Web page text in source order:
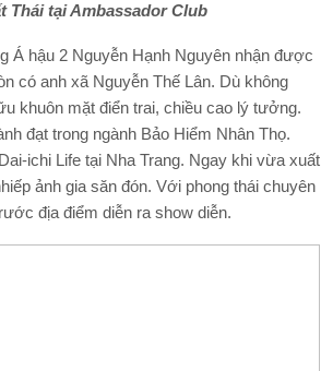
TháitạiAmbassador Club
Á hậu 2 Nguyễn Hạnh Nguyên nhận được
có anh xã Nguyễn Thế Lân. Dù không
khuôn mặt điển trai, chiều cao lý tưởng.
đạt trong ngành Bảo Hiểm Nhân Thọ.
ichi Life tại Nha Trang. Ngay khi vừa xuất
ảnh gia săn đón. Với phong thái chuyên
địa điểm diễn ra show diễn.